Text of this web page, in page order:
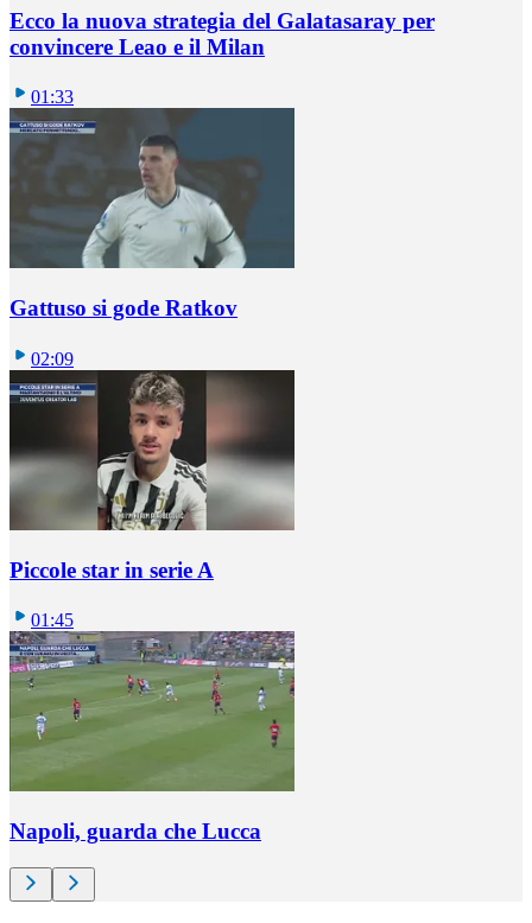
Ecco la nuova strategia del Galatasaray per
convincere Leao e il Milan
01:33
Gattuso si gode Ratkov
02:09
Piccole star in serie A
01:45
Napoli, guarda che Lucca